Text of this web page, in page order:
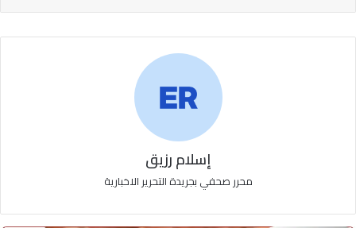
إسلام رزيق
محرر صحفي بجريدة التحرير الاخبارية